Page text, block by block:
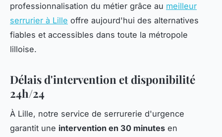
professionnalisation du métier grâce au meilleur
serrurier à Lille offre aujourd'hui des alternatives
fiables et accessibles dans toute la métropole
lilloise.
Délais d'intervention et disponibilité
24h/24
À Lille, notre service de serrurerie d'urgence
garantit une intervention en 30 minutes en